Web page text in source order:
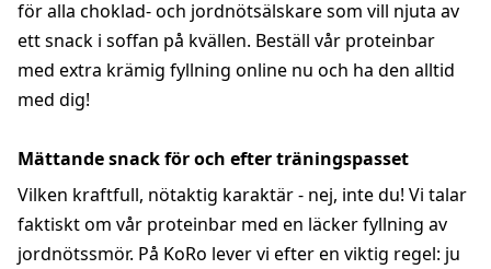
för alla choklad- och jordnötsälskare som vill njuta av
ett snack i soffan på kvällen. Beställ vår proteinbar
med extra krämig fyllning online nu och ha den alltid
med dig!
Mättande snack för och efter träningspasset
Vilken kraftfull, nötaktig karaktär - nej, inte du! Vi talar
faktiskt om vår proteinbar med en läcker fyllning av
jordnötssmör. På KoRo lever vi efter en viktig regel: ju